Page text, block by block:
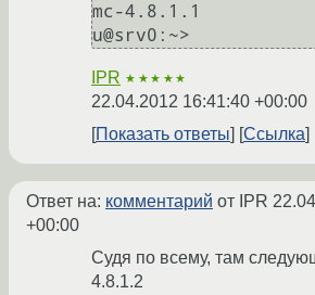
mc-4.8.1.1
IPR ★★★★★
22.04.2012 16:41:40 +00:00
Показать ответы
Ссылка
Ответ на: комментарий от IPR
+00:00
Судя по всему, там
4.8.1.2